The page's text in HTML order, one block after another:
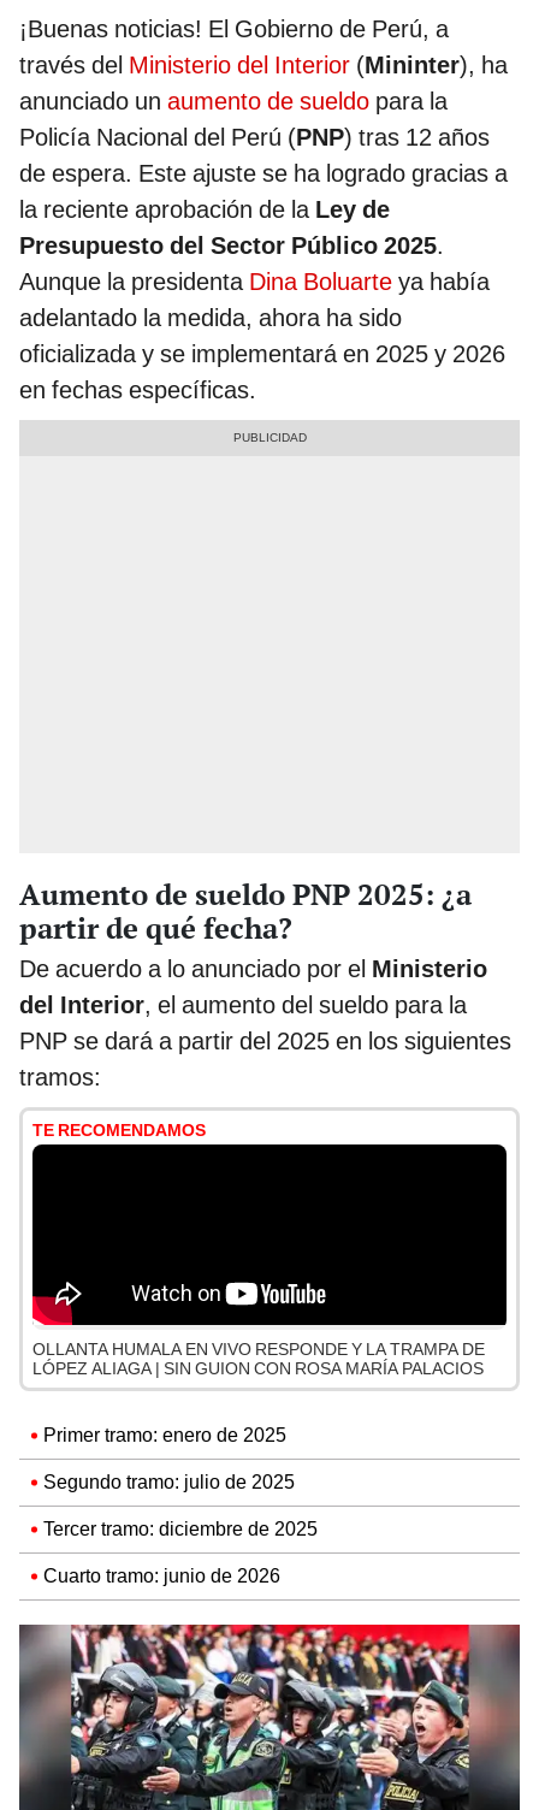
¡Buenas noticias! El Gobierno de Perú, a
través del Ministerio del Interior (Mininter), ha
anunciado un aumento de sueldo para la
Policía Nacional del Perú (PNP) tras 12 años
de espera. Este ajuste se ha logrado gracias a
la reciente aprobación de la Ley de
Presupuesto del Sector Público 2025.
Aunque la presidentaDina Boluarte ya había
adelantado la medida, ahora ha sido
oficializada y se implementará en 2025 y 2026
en fechas específicas.
Aumento de sueldo PNP 2025: ¿a
partir de qué fecha?
De acuerdo a lo anunciado por el Ministerio
del Interior, el aumento del sueldo para la
PNP se dará a partir del 2025 en los siguientes
tramos:
TE RECOMENDAMOS
OLLANTA HUMALA EN VIVO RESPONDE Y LA TRAMPA DE
LÓPEZ ALIAGA | SIN GUION CON ROSA MARÍA PALACIOS
Primer tramo: enero de 2025
Segundo tramo: julio de 2025
Tercer tramo: diciembre de 2025
Cuarto tramo: junio de 2026